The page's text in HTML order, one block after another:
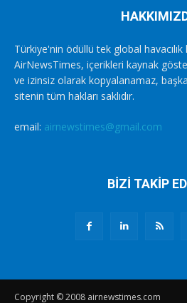
Türkiye'nin ödüllü tek global
AirNewsTimes, içerikleri kaynak
ve izinsiz olarak kopyalanamaz,
sitenin tüm hakları saklıdır.
email: airnewstimes@gmail.com
BİZİ TAKİP
Copyright © 2008 airnewstimes.com